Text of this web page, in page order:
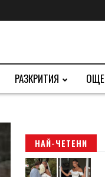
РАЗКРИТИЯ ОЩЕ
НАЙ-ЧЕТЕНИ